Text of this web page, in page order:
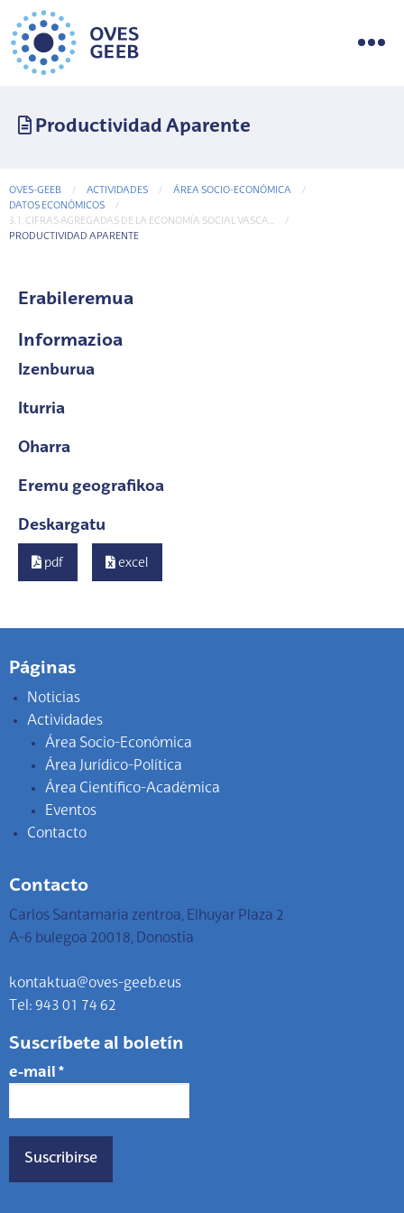
Productividad Aparente
OVES-GEEB ACTIVIDADES
ÁREA SOCIO-ECONÓMICA
DATOS ECONÓMICOS
3.1. CIFRAS AGREGADAS DE LA ECONOMÍA SOCIAL VASCA...
CURRENT-PAGE
PRODUCTIVIDAD APARENTE
Erabileremua
Informazioa
Izenburua
Iturria
Oharra
Eremu geografikoa
Deskargatu
pdf excel
Páginas
Noticias
Actividades
Área Socio-Económica
Área Jurídico-Política
Área Científico-Académica
Eventos
Contacto
Contacto
Carlos Santamaria zentroa, Elhuyar Plaza 2
A-6 bulegoa 20018, Donostia
kontaktua@oves-geeb.eus
Tel: 943 01 74 62
Suscríbete al boletín
e-mail *